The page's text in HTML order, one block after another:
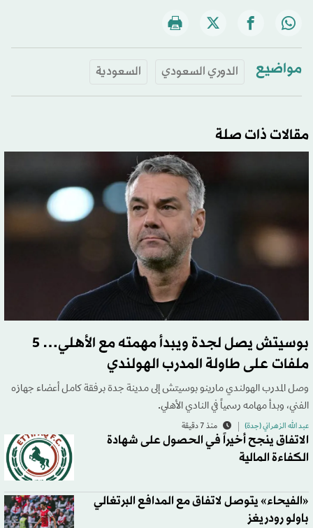
مواضيع الدوري السعودي السعودية
مقالات ذات صلة
بوسيتش يصل لجدة ويبدأ مهمته مع الأهلي… 5
ملفات على طاولة المدرب الهولندي
وصل المدرب الهولندي مارينو بوسيتش إلى مدينة جدة برفقة كامل أعضاء جهازه
الفني، وبدأ مهامه رسمياً في النادي الأهلي.
عبد الله الزهراني (جدة) منذ 7 دقيقة
الاتفاق ينجح أخيراً في الحصول على شهادة
الكفاءة المالية
«الفيحاء» يتوصل لاتفاق مع المدافع البرتغالي
باولو رودريغز